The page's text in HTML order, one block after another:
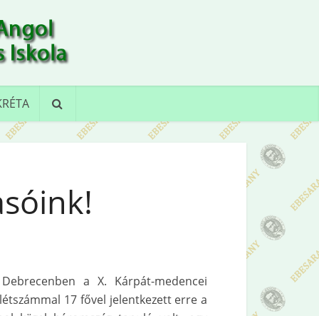
a X. Kárpát-medencei
17 fővel jelentkezett erre a